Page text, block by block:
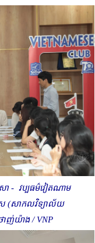
ា - វប្បធម៌វៀតណាម
ស (សាកលវិទ្យាល័យ
ាញ់យ៉ាង/ VNP